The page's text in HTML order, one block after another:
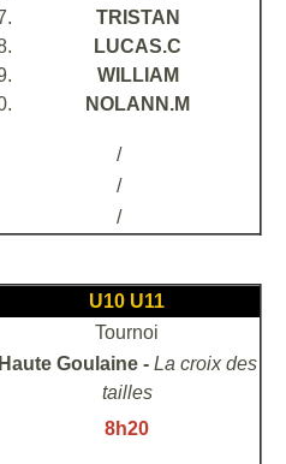
TRISTAN
LUCAS.C
WILLIAM
NOLANN.M
/
/
/
U10 U11
Tournoi
Haute Goulaine - La croix des
tailles
8h20